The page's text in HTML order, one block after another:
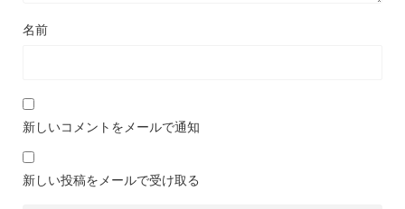
名前
新しいコメントをメールで通知
新しい投稿をメールで受け取る